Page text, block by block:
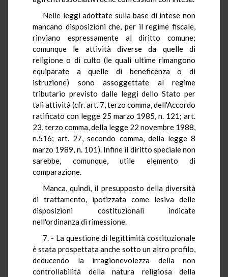
Nelle leggi adottate sulla base di intese non
mancano disposizioni che, per il regime fiscale,
rinviano espressamente al diritto comune;
comunque le attività diverse da quelle di
religione o di culto (le quali ultime rimangono
equiparate a quelle di beneficenza o di
istruzione) sono assoggettate al regime
tributario previsto dalle leggi dello Stato per
tali attività (cfr. art. 7, terzo comma, dell'Accordo
ratificato con legge 25 marzo 1985, n. 121; art.
23, terzo comma, della legge 22 novembre 1988,
n.516; art. 27, secondo comma, della legge 8
marzo 1989, n. 101). Infine il diritto speciale non
sarebbe, comunque, utile elemento di
comparazione.
Manca, quindi, il presupposto della diversità
di trattamento, ipotizzata come lesiva delle
disposizioni costituzionali indicate
nell'ordinanza di rimessione.
7. - La questione di legittimità costituzionale
è stata prospettata anche sotto un altro profilo,
deducendo la irragionevolezza della non
controllabilità della natura religiosa della